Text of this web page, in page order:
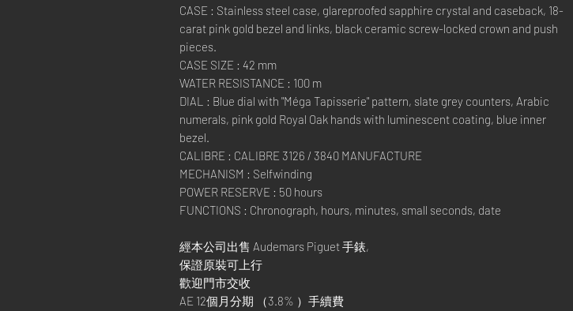
CASE : Stainless steel case, glareproofed sapphire crystal and caseback, 18-
carat pink gold bezel and links, black ceramic screw-locked crown and push
pieces.
CASE SIZE : 42 mm
WATER RESISTANCE : 100 m
DIAL : Blue dial with "Méga Tapisserie" pattern, slate grey counters, Arabic
numerals, pink gold Royal Oak hands with luminescent coating, blue inner
bezel.
CALIBRE : CALIBRE 3126 / 3840 MANUFACTURE
MECHANISM : Selfwinding
POWER RESERVE : 50 hours
FUNCTIONS : Chronograph, hours, minutes, small seconds, date
經本公司出售 Audemars Piguet 手錶,
保證原裝可上行
歡迎門市交收
AE 12個月分期 （3.8% ）手續費